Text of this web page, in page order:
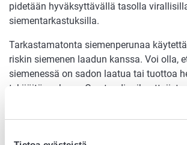
pidetään hyväksyttävällä tasolla
siementarkastuksilla.
Tarkastamatonta siemenperunaa
riskin siemenen laadun kanssa. Voi olla,
siemenessä on sadon laatua tai tuottoa
tekijöitä mukana. Osa taudinaiheuttajista
maahan ja tartuttaa terveitä mukuloita
pienentää riskejä ja saada parempaa